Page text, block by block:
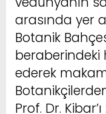
arasında yer
Botanik
beraberindeki
ederek
Prof. Dr.